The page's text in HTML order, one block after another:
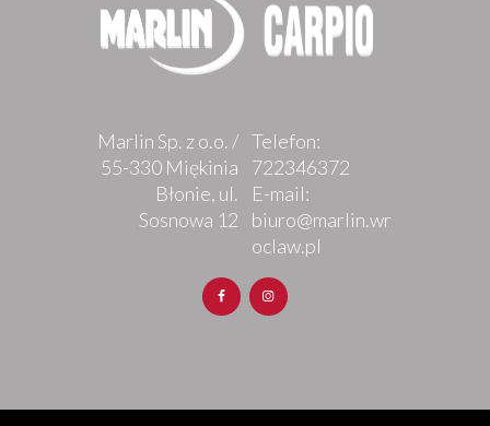
Telefon:
722346372
E-mail:
biuro@marlin.wr
oclaw.pl
Marlin Sp. z o.o. /
55-330 Miękinia
Błonie, ul.
Sosnowa 12